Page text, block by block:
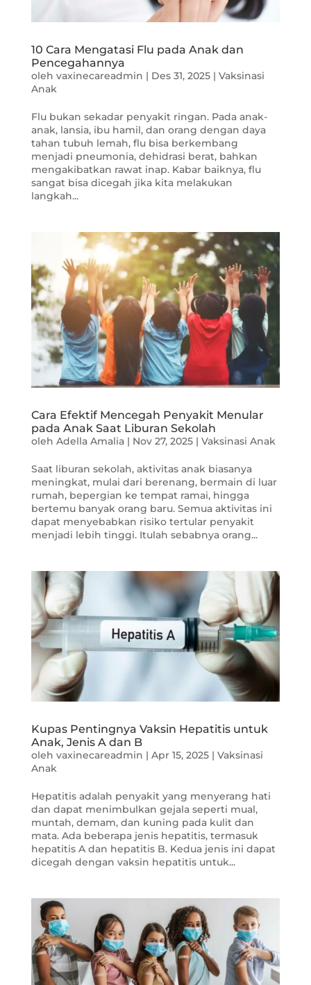
10 Cara Mengatasi Flu pada Anak dan
Pencegahannya
oleh vaxinecareadmin | Des 31, 2025| Vaksinasi
Anak
Flu bukan sekadar penyakit ringan. Pada anak-
anak, lansia, ibu hamil, dan orang dengan daya
tahan tubuh lemah, flu bisa berkembang
menjadi pneumonia, dehidrasi berat, bahkan
mengakibatkan rawat inap. Kabar baiknya, flu
sangat bisa dicegah jika kita melakukan
langkah...
Cara Efektif Mencegah Penyakit Menular
pada Anak Saat Liburan Sekolah
oleh Adella Amalia| Nov 27, 2025| Vaksinasi Anak
Saat liburan sekolah, aktivitas anak biasanya
meningkat, mulai dari berenang, bermain di luar
rumah, bepergian ke tempat ramai, hingga
bertemu banyak orang baru. Semua aktivitas ini
dapat menyebabkan risiko tertular penyakit
menjadi lebih tinggi. Itulah sebabnya orang...
Kupas Pentingnya Vaksin Hepatitis untuk
Anak, Jenis A dan B
oleh vaxinecareadmin | Apr 15, 2025| Vaksinasi
Anak
Hepatitis adalah penyakit yang menyerang hati
dan dapat menimbulkan gejala seperti mual,
muntah, demam, dan kuning pada kulit dan
mata. Ada beberapa jenis hepatitis, termasuk
hepatitis A dan hepatitis B. Kedua jenis ini dapat
dicegah dengan vaksin hepatitis untuk...